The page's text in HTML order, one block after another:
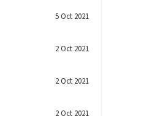
5 Oct 2021
2 Oct 2021
2 Oct 2021
2 Oct 2021